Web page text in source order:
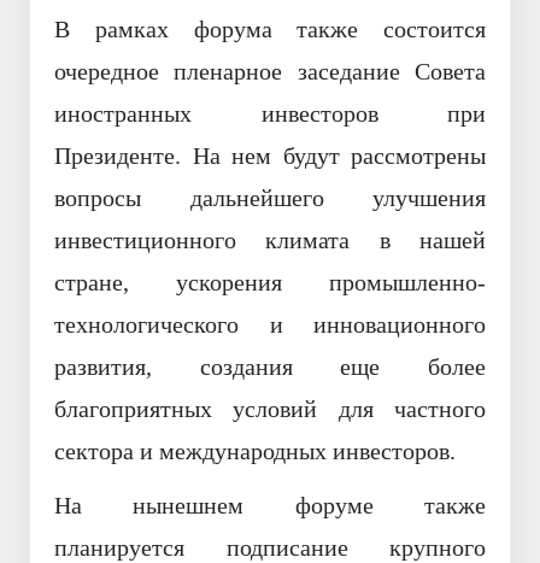
В рамках форума также состоится
очередное пленарное заседание Совета
иностранных инвесторов при
Президенте. На нем будут рассмотрены
вопросы дальнейшего улучшения
инвестиционного климата в нашей
стране, ускорения промышленно-
технологического и инновационного
развития, создания еще более
благоприятных условий для частного
сектора и международных инвесторов.
На нынешнем форуме также
планируется подписание крупного